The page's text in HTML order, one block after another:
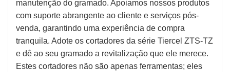
manutenção do gramado. Apoiamos nossos produtos
com suporte abrangente ao cliente e serviços pós-
venda, garantindo uma experiência de compra
tranquila. Adote os cortadores da série Tiercel ZTS-TZ
e dê ao seu gramado a revitalização que ele merece.
Estes cortadores não são apenas ferramentas; eles